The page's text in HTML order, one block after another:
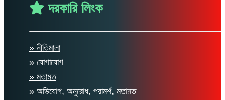
দরকারি লিংক
» নীতিমালা
» যোগাযোগ
» মতামত
» অভিযোগ, অনুরোধ, পরামর্শ, মতামত